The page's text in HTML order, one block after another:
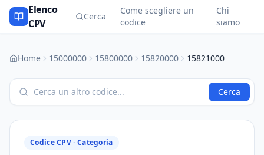
Elenco
CPV
Cerca
Come scegliere un
codice
Chi
siamo
Home 15000000 15800000 15820000 15821000
Cerca
Codice CPV · Categoria